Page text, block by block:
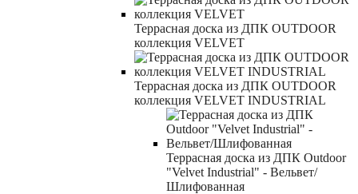
Террасная доска из ДПК OUTDOOR
коллекция VELVET
Террасная доска из ДПК OUTDOOR
коллекция VELVET INDUSTRIAL
Террасная доска из ДПК Outdoor
"Velvet Industrial" - Вельвет/
Шлифованная